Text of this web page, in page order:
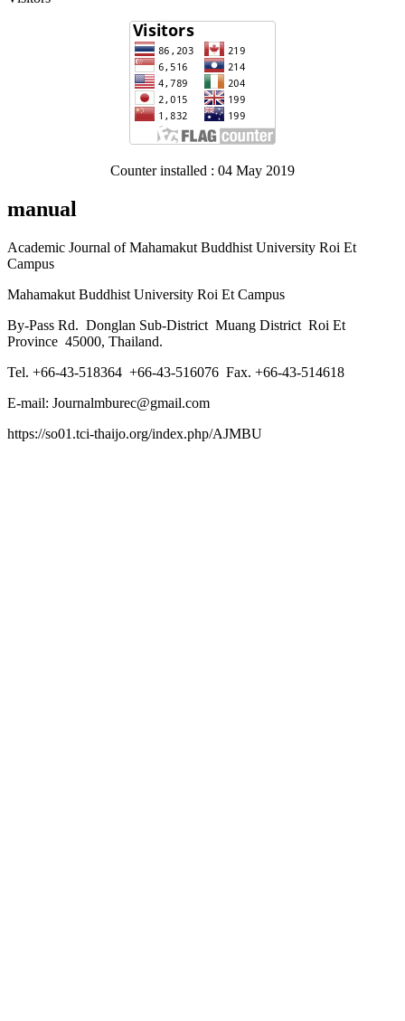
Counter installed : 04 May 2019
manual
Academic Journal of Mahamakut Buddhist University Roi Et
Campus
Mahamakut Buddhist University Roi Et Campus
By-Pass Rd. Donglan Sub-District Muang District Roi Et
Province 45000, Thailand.
Tel. +66-43-518364 +66-43-516076 Fax. +66-43-514618
E-mail: Journalmburec@gmail.com
https://so01.tci-thaijo.org/index.php/AJMBU